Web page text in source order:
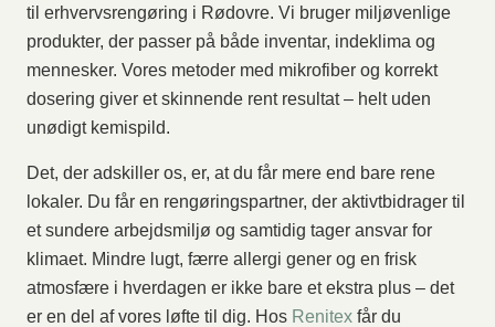
til erhvervsrengøring i Rødovre. Vi bruger miljøvenlige
produkter, der passer på både inventar, indeklima og
mennesker. Vores metoder med mikrofiber og korrekt
dosering giver et skinnende rent resultat – helt uden
unødigt kemispild.
Det, der adskiller os, er, at du får mere end bare rene
lokaler. Du får en rengøringspartner, der aktivtbidrager til
et sundere arbejdsmiljø og samtidig tager ansvar for
klimaet. Mindre lugt, færre allergi gener og en frisk
atmosfære i hverdagen er ikke bare et ekstra plus – det
er en del af vores løfte til dig. Hos Renitex får du